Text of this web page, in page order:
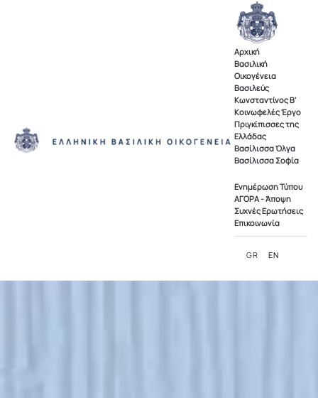
Αρχική
Βασιλική
Οικογένεια
Βασιλεύς
Κωνσταντίνος Β'
Κοινωφελές Έργο
Πριγκίπισσες της
Ελλάδας
Βασίλισσα Όλγα
Βασίλισσα Σοφία
Ενημέρωση Τύπου
ΑΓΟΡΑ - Άποψη
Συχνές Ερωτήσεις
Επικοινωνία
GR EN